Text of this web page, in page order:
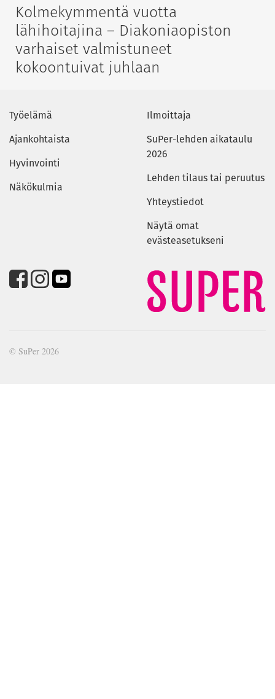
Kolmekymmentä vuotta
lähihoitajina – Diakoniaopiston
varhaiset valmistuneet
kokoontuivat juhlaan
Työelämä
Ajankohtaista
Hyvinvointi
Näkökulmia
Ilmoittaja
SuPer-lehden aikataulu
2026
Lehden tilaus tai peruutus
Yhteystiedot
Näytä omat
evästeasetukseni
© SuPer 2026